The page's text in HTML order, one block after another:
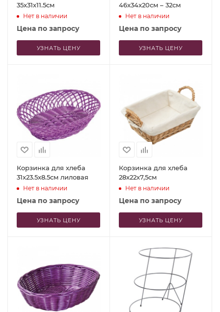
35x31x11.5см
Нет в наличии
Цена по запросу
УЗНАТЬ ЦЕНУ
46x34x20см – 32см
Нет в наличии
Цена по запросу
УЗНАТЬ ЦЕНУ
Корзинка для хлеба
31x23.5x8.5см лиловая
Нет в наличии
Цена по запросу
УЗНАТЬ ЦЕНУ
Корзинка для хлеба
28х22х7,5см
Нет в наличии
Цена по запросу
УЗНАТЬ ЦЕНУ